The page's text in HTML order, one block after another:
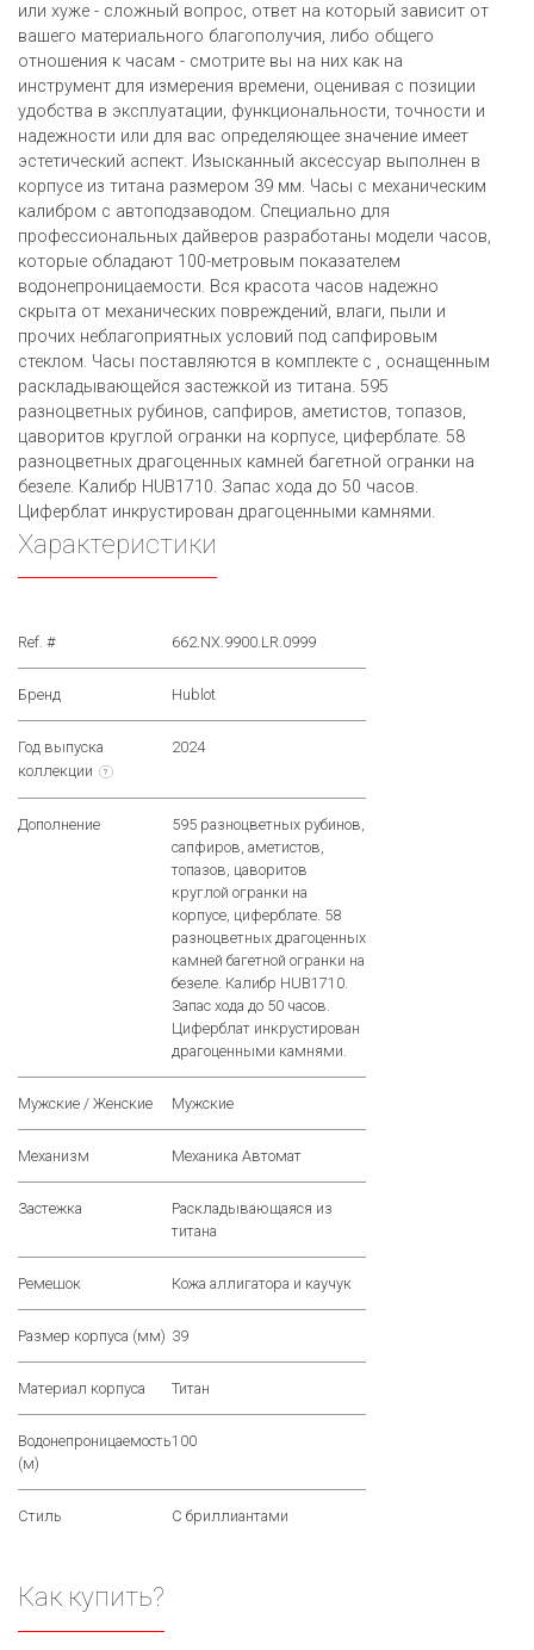
или хуже - сложный вопрос, ответ на который зависит от
вашего материального благополучия, либо общего
отношения к часам - смотрите вы на них как на
инструмент для измерения времени, оценивая с позиции
удобства в эксплуатации, функциональности, точности и
надежности или для вас определяющее значение имеет
эстетический аспект. Изысканный аксессуар выполнен в
корпусе из титана размером 39 мм. Часы с механическим
калибром с автоподзаводом. Специально для
профессиональных дайверов разработаны модели часов,
которые обладают 100-метровым показателем
водонепроницаемости. Вся красота часов надежно
скрыта от механических повреждений, влаги, пыли и
прочих неблагоприятных условий под сапфировым
стеклом. Часы поставляются в комплекте с , оснащенным
раскладывающейся застежкой из титана. 595
разноцветных рубинов, сапфиров, аметистов, топазов,
цаворитов круглой огранки на корпусе, циферблате. 58
разноцветных драгоценных камней багетной огранки на
безеле. Калибр HUB1710. Запас хода до 50 часов.
Циферблат инкрустирован драгоценными камнями.
Характеристики
Ref. # 662.NX.9900.LR.0999
Бренд Hublot
Год выпуска
коллекции
?
2024
Дополнение
595 разноцветных рубинов,
сапфиров, аметистов,
топазов, цаворитов
круглой огранки на
корпусе, циферблате. 58
разноцветных драгоценных
камней багетной огранки на
безеле. Калибр HUB1710.
Запас хода до 50 часов.
Циферблат инкрустирован
драгоценными камнями.
Мужские / Женские Мужские
Механизм Механика Автомат
Застежка
Раскладывающаяся из
титана
Ремешок Кожа аллигатора и каучук
Размер корпуса (мм) 39
Материал корпуса Титан
Водонепроницаемость
(м)
100
Стиль С бриллиантами
Как купить?